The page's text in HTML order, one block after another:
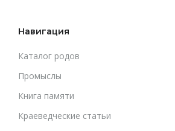
Навигация
Каталог родов
Промыслы
Книга памяти
Краеведческие статьи